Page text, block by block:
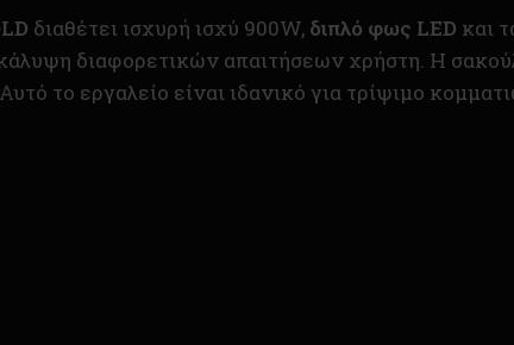
διαθέτει ισχυρή ισχύ 900W, διπλό φως LED και
διαφορετικών απαιτήσεων χρήστη. Η
το εργαλείο είναι ιδανικό για τρίψιμο